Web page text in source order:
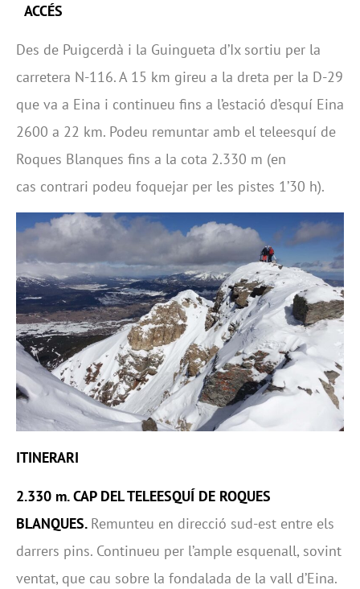
ACCÉS
Des de Puigcerdà i la Guingueta d’Ix sortiu per la
carretera N-116. A 15 km gireu a la dreta per la D-29
que va a Eina i continueu fins a l’estació d’esquí Eina
2600 a 22 km. Podeu remuntar amb el teleesquí de
Roques Blanques fins a la cota 2.330 m (en
cas contrari podeu foquejar per les pistes 1’30 h).
ITINERARI
2.330 m. CAP DEL TELEESQUÍ DE ROQUES
BLANQUES. Remunteu en direcció sud-est entre els
darrers pins. Continueu per l’ample esquenall, sovint
ventat, que cau sobre la fondalada de la vall d’Eina.